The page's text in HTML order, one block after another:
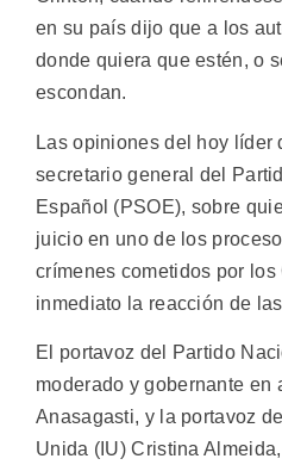
en su país dijo que a los
donde quiera que estén, o
escondan.
Las opiniones del hoy líder
secretario general del
Español (PSOE), sobre
juicio en uno de los
crímenes cometidos por los
inmediato la reacción de
El portavoz del Partido
moderado y gobernante en
Anasagasti, y la portavoz
Unida (IU) Cristina